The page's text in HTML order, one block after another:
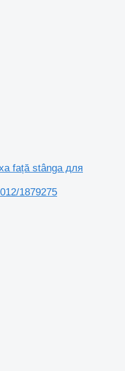
față stânga для
1879275